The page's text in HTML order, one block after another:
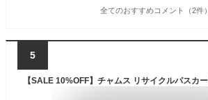
全てのおすすめコメント（2件）
5